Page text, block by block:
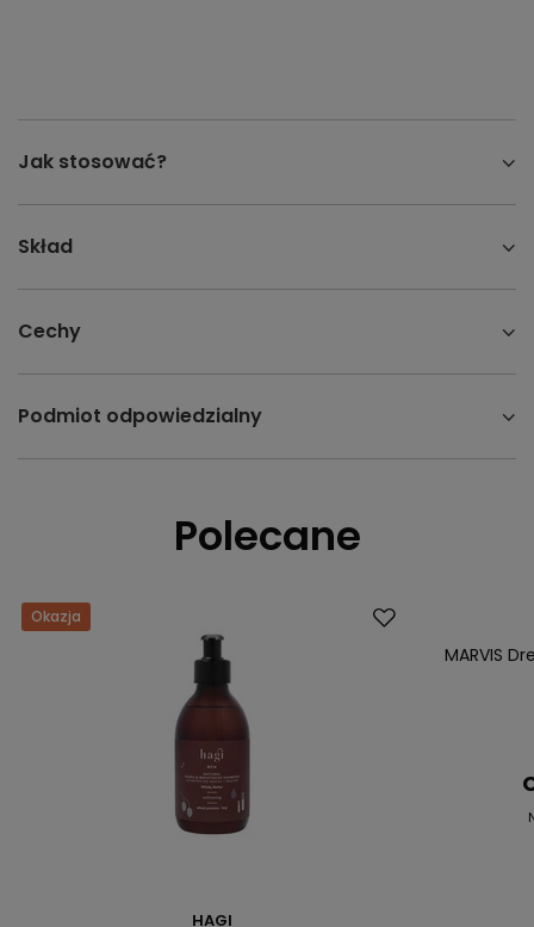
Jak stosować?
Skład
Cechy
Podmiot odpowiedzialny
Polecane
Okazja
HAGI
Nasz
MARVIS